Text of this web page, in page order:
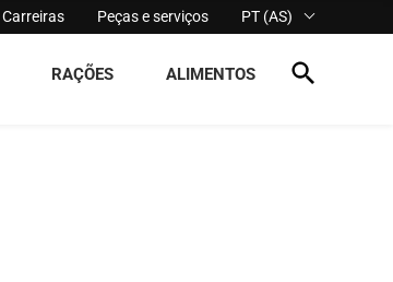
Carreiras Peças e serviços PT (AS)
RAÇÕES ALIMENTOS